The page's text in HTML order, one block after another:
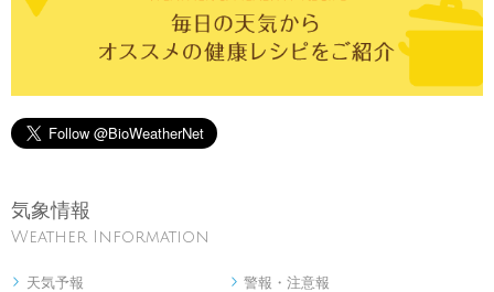
気象情報
Weather Information
 天気予報  警報・注意報